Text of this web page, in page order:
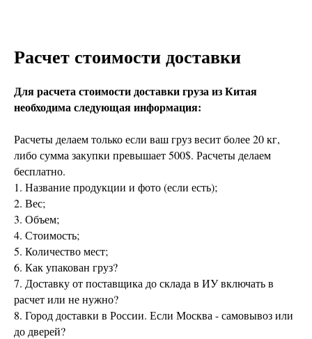
Расчет стоимости доставки
Для расчета стоимости доставки груза из Китая
необходима следующая информация:
Расчеты делаем только если ваш груз весит более 20 кг,
либо сумма закупки превышает 500$. Расчеты делаем
бесплатно.
1. Название продукции и фото (если есть);
2. Вес;
3. Объем;
4. Стоимость;
5. Количество мест;
6. Как упакован груз?
7. Доставку от поставщика до склада в ИУ включать в
расчет или не нужно?
8. Город доставки в России. Если Москва - самовывоз или
до дверей?